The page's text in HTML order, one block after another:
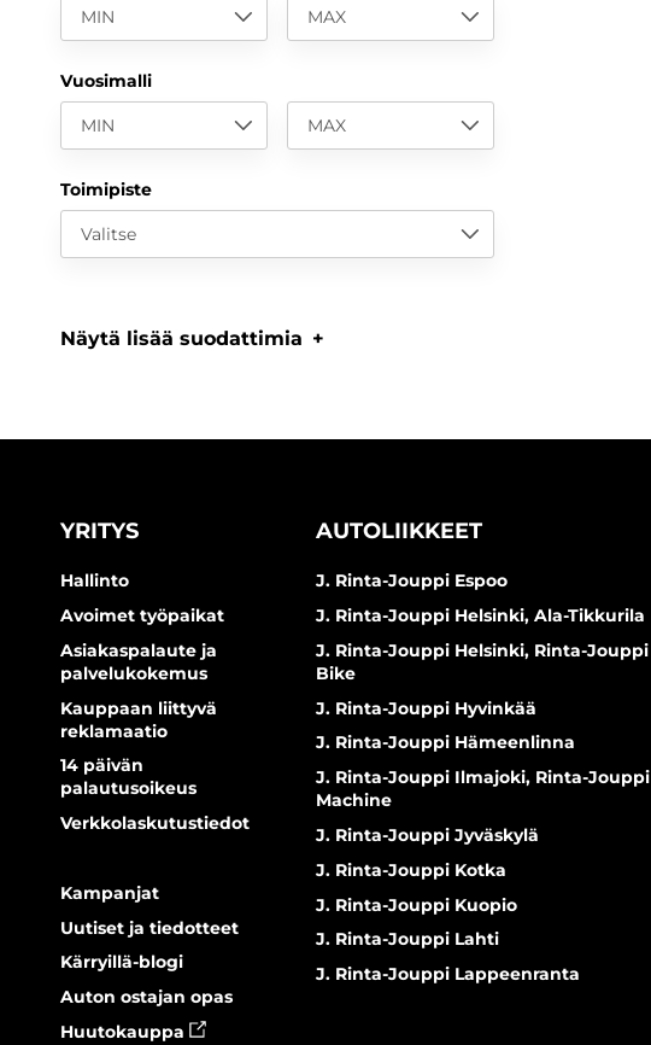
MIN MAX
Vuosimalli
MIN MAX
Toimipiste
Valitse
Näytä lisää suodattimia
YRITYS
Hallinto
Avoimet työpaikat
Asiakaspalaute ja
palvelukokemus
Kauppaan liittyvä
reklamaatio
14 päivän
palautusoikeus
Verkkolaskutustiedot
Kampanjat
Uutiset ja tiedotteet
Kärryillä-blogi
Auton ostajan opas
Huutokauppa
AUTOLIIKKEET
J. Rinta-Jouppi Espoo
J. Rinta-Jouppi Helsinki, Ala-Tikkurila
J. Rinta-Jouppi Helsinki, Rinta-Jouppi
Bike
J. Rinta-Jouppi Hyvinkää
J. Rinta-Jouppi Hämeenlinna
J. Rinta-Jouppi Ilmajoki, Rinta-Jouppi
Machine
J. Rinta-Jouppi Jyväskylä
J. Rinta-Jouppi Kotka
J. Rinta-Jouppi Kuopio
J. Rinta-Jouppi Lahti
J. Rinta-Jouppi Lappeenranta